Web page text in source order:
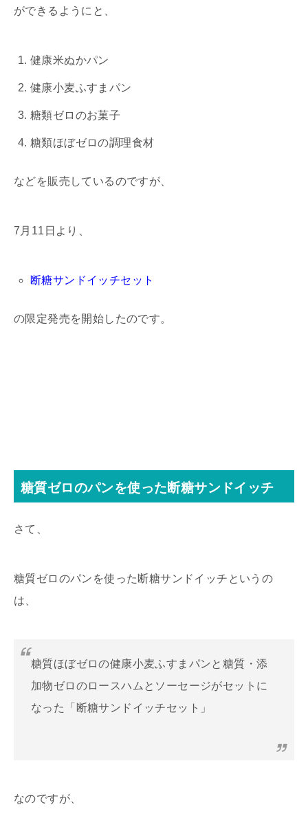
ができるようにと、
健康米ぬかパン
健康小麦ふすまパン
糖類ゼロのお菓子
糖類ほぼゼロの調理食材
などを販売しているのですが、
7月11日より、
断糖サンドイッチセット
の限定発売を開始したのです。
糖質ゼロのパンを使った断糖サンドイッチ
さて、
糖質ゼロのパンを使った断糖サンドイッチというの
は、
糖質ほぼゼロの健康小麦ふすまパンと糖質・添
加物ゼロのロースハムとソーセージがセットに
なった「断糖サンドイッチセット」
なのですが、